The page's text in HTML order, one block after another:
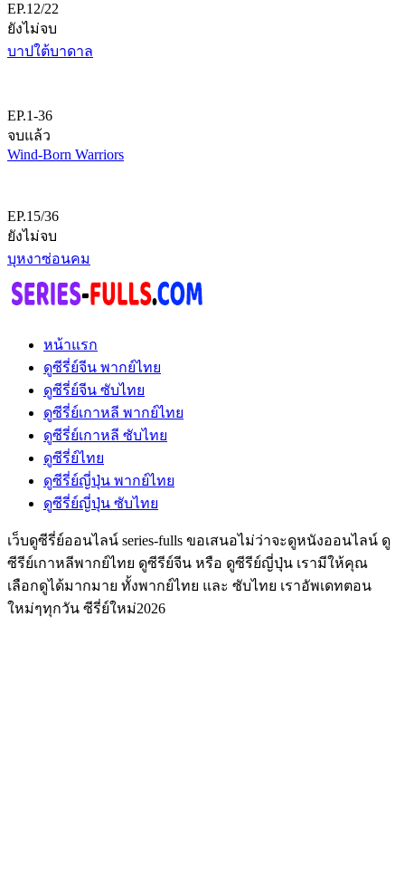
EP.12/22
ยังไม่จบ
บาปใต้บาดาล
EP.1-36
จบแล้ว
Wind-Born Warriors
EP.15/36
ยังไม่จบ
บุหงาซ่อนคม
หน้าแรก
ดูซีรี่ย์จีน พากย์ไทย
ดูซีรี่ย์จีน ซับไทย
ดูซีรี่ย์เกาหลี พากย์ไทย
ดูซีรี่ย์เกาหลี ซับไทย
ดูซีรี่ย์ไทย
ดูซีรี่ย์ญี่ปุ่น พากย์ไทย
ดูซีรี่ย์ญี่ปุ่น ซับไทย
เว็บดูซีรี่ย์ออนไลน์ series-fulls ขอเสนอไม่ว่าจะดูหนังออนไลน์ ดู
ซีรีย์เกาหลีพากย์ไทย ดูซีรีย์จีน หรือ ดูซีรีย์ญี่ปุ่น เรามีให้คุณ
เลือกดูได้มากมาย ทั้งพากย์ไทย และ ซับไทย เราอัพเดทตอน
ใหม่ๆทุกวัน ซีรี่ย์ใหม่2026